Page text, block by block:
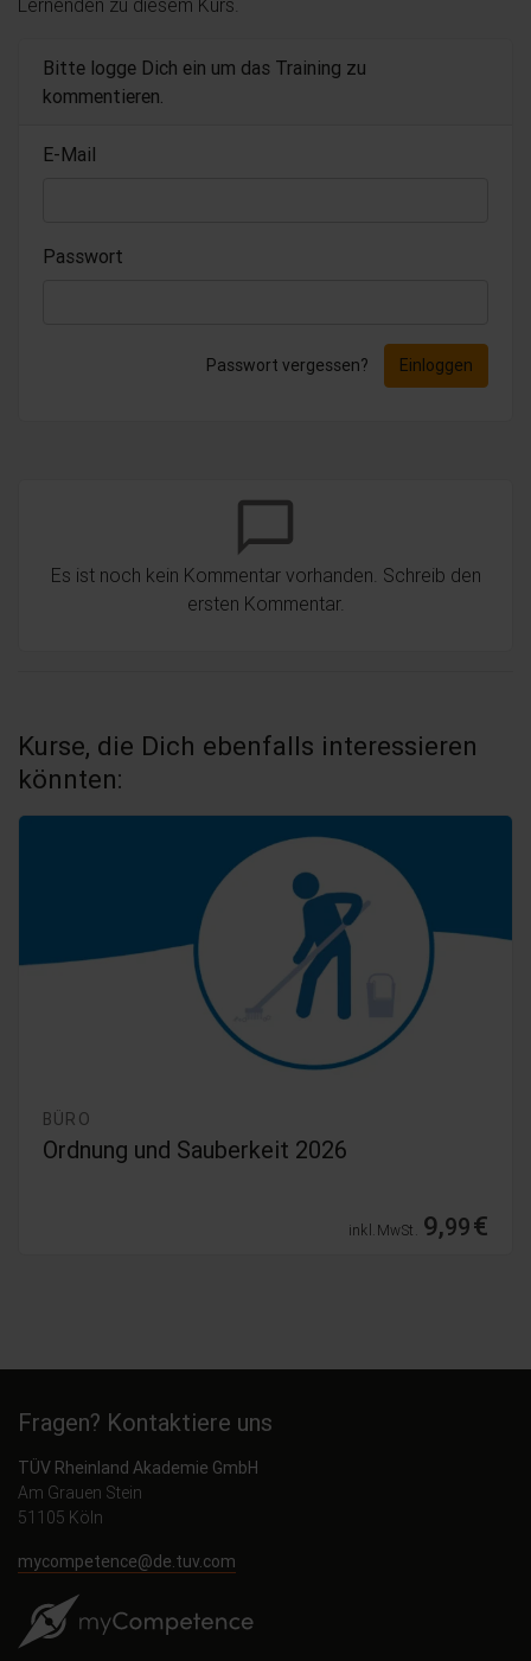
Bitte logge Dich ein um das Training zu
kommentieren.
E-Mail
Passwort
Passwort vergessen? Einloggen
chat_bubble_outline
Es ist noch kein Kommentar vorhanden. Schreib den
ersten Kommentar.
Kurse, die Dich ebenfalls interessieren
könnten:
BÜRO
Ordnung und Sauberkeit 2026
inkl. MwSt. 9,99€
Fragen? Kontaktiere uns
TÜV Rheinland Akademie GmbH
Am Grauen Stein
51105 Köln
mycompetence@de.tuv.com